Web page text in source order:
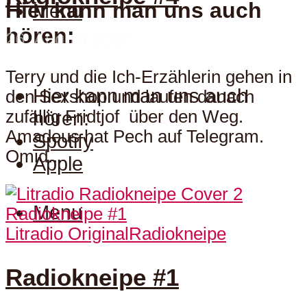
Menu
Hier kann man uns auch
hören:
Hier kann man uns auch
hören:
Spotify
Apple
Menu
26. August 2022
Terry und die Ich-Erzählerin gehen in
den Sexshop und laufen danach
zufällig Fridtjof über den Weg.
Amadeus hat Pech auf Telegram.
Omid...
Litradio OriginalRadiokneipe
Radiokneipe #1